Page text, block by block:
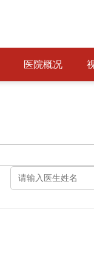
医院概况